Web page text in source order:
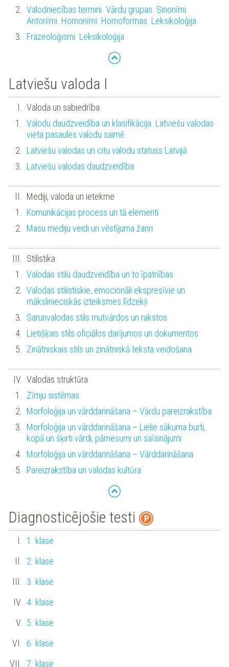
Valodniecības termini. Vārdu grupas. Sinonīmi.
Antonīmi. Homonīmi. Homoformas. Leksikoloģija
Frazeoloģismi. Leksikoloģija
Latviešu valoda I
Valoda un sabiedrība
Valodu daudzveidība un klasifikācija. Latviešu valodas
vieta pasaules valodu saimē
Latviešu valodas un citu valodu statuss Latvijā
Latviešu valodas daudzveidība
Mediji, valoda un ietekme
Komunikācijas process un tā elementi
Masu mediju veidi un vēstījuma žanri
Stilistika
Valodas stilu daudzveidība un to īpatnības
Valodas stilistiskie, emocionāli ekspresīvie un
mākslinieciskās izteiksmes līdzekļi
Sarunvalodas stils mutvārdos un rakstos
Lietišķais stils oficiālos darījumos un dokumentos
Zinātniskais stils un zinātniskā teksta veidošana
Valodas struktūra
Zīmju sistēmas
Morfoloģija un vārddarināšana – Vārdu pareizrakstība
Morfoloģija un vārddarināšana – Lielie sākuma burti,
kopā un šķirti vārdi, pārnesumi un saīsinājumi
Morfoloģija un vārddarināšana – Vārddarināšana
Pareizrakstība un valodas kultūra
Diagnosticējošie testi
1. klase
2. klase
3. klase
4. klase
5. klase
6. klase
7. klase